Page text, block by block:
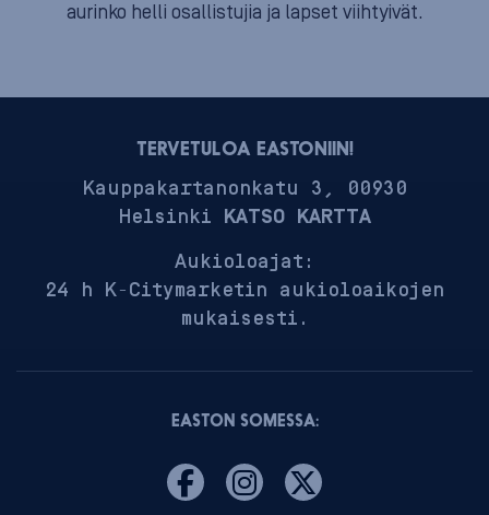
aurinko helli osallistujia ja lapset viihtyivät.
TERVETULOA EASTONIIN!
Kauppakartanonkatu 3, 00930
Helsinki KATSO KARTTA
Aukioloajat:
24 h K-Citymarketin aukioloaikojen
mukaisesti.
EASTON SOMESSA: